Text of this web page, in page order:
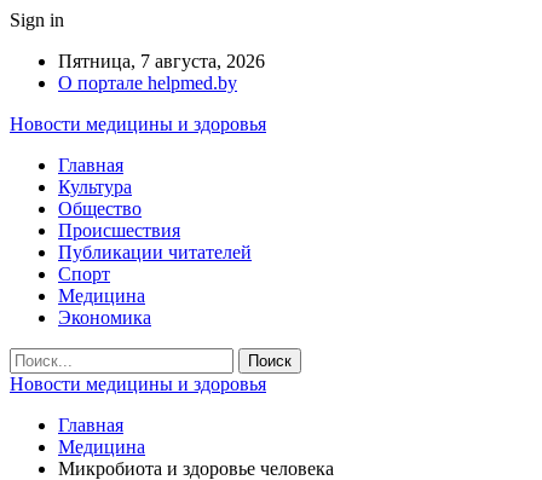
Sign in
Пятница, 7 августа, 2026
О портале helpmed.by
Новости медицины и здоровья
Главная
Культура
Общество
Происшествия
Публикации читателей
Спорт
Медицина
Экономика
Новости медицины и здоровья
Главная
Медицина
Микробиота и здоровье человека